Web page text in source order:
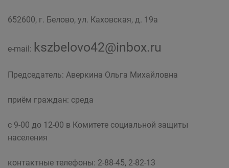
652600, г. Белово, ул. Каховская, д. 19а
e-mail: kszbelovo42@inbox.ru
Председатель: Аверкина Ольга Михайловна
приём граждан: среда
с 9-00 до 12-00 в Комитете социальной защиты
населения
контактные телефоны: 2-88-45, 2-82-13